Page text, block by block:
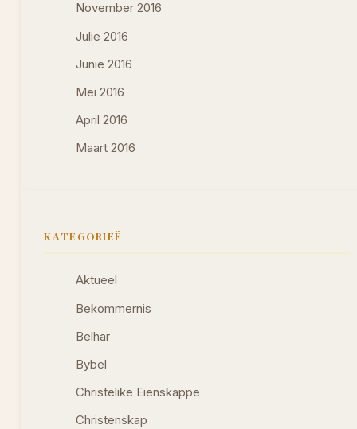
November 2016
Julie 2016
Junie 2016
Mei 2016
April 2016
Maart 2016
KATEGORIEË
Aktueel
Bekommernis
Belhar
Bybel
Christelike Eienskappe
Christenskap